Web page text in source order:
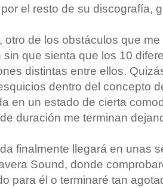
el resto de su discografía,
otro de los obstáculos que
sin que sienta que los 10
distintas entre ellos.
dentro del concepto
en un estado de cierta
duración me terminan
finalmente llegará en unas
Sound, donde
para él o terminaré tan